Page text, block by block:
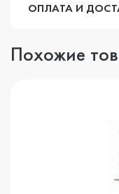
ОПЛАТА И
Похожие